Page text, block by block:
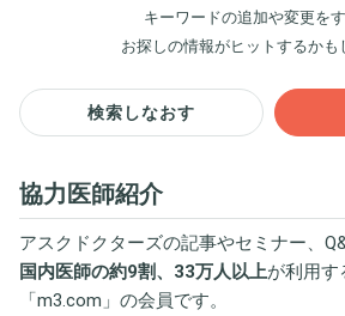
キーワードの追加や変更をす
お探しの情報がヒットするかも
検索しなおす
協力医師紹介
アスクドクターズの記事やセミナー、
国内医師の約9割、33万人以上が利用す
「m3.com 」の会員です。